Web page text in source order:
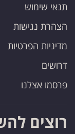
תנאי שימוש
הצהרת נגישות
מדיניות הפרטיות
דרושים
פרסמו אצלנו
רוצים